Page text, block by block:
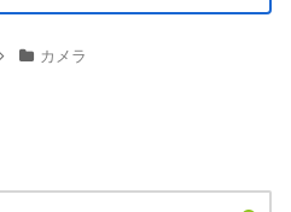
カメラ